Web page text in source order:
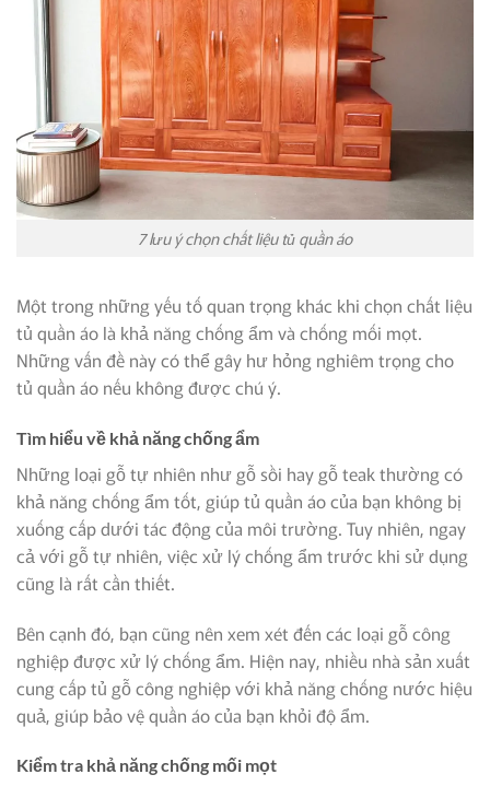
7 lưu ý chọn chất liệu tủ quần áo
Một trong những yếu tố quan trọng khác khi chọn chất liệu
tủ quần áo là khả năng chống ẩm và chống mối mọt.
Những vấn đề này có thể gây hư hỏng nghiêm trọng cho
tủ quần áo nếu không được chú ý.
Tìm hiểu về khả năng chống ẩm
Những loại gỗ tự nhiên như gỗ sồi hay gỗ teak thường có
khả năng chống ẩm tốt, giúp tủ quần áo của bạn không bị
xuống cấp dưới tác động của môi trường. Tuy nhiên, ngay
cả với gỗ tự nhiên, việc xử lý chống ẩm trước khi sử dụng
cũng là rất cần thiết.
Bên cạnh đó, bạn cũng nên xem xét đến các loại gỗ công
nghiệp được xử lý chống ẩm. Hiện nay, nhiều nhà sản xuất
cung cấp tủ gỗ công nghiệp với khả năng chống nước hiệu
quả, giúp bảo vệ quần áo của bạn khỏi độ ẩm.
Kiểm tra khả năng chống mối mọt